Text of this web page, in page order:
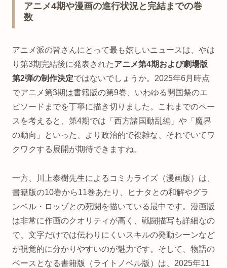
アニメ4期や漫画の進行状況と完結までの巻
数
アニメ派の皆さんにとって最も嬉しいニュースは、やは
り第3期完結後に発表されたアニメ第4期および劇場版
第2弾の制作決定ではないでしょうか。2025年6月時点
でアニメ第3期は書籍版の第9巻、いわゆる開国祭のエ
ピソードまでを丁寧に描き切りました。これまでのペー
スを考えると、第4期では「西方諸国動乱編」や「魔界
の動向」といった、より政治的で複雑な、それでいてワ
クワクする展開が期待できますね。
一方、川上泰樹先生によるコミカライズ（漫画版）は、
書籍版の10巻から11巻あたり、ヒナタとの和解やグラ
ンベル・ロッゾとの死闘を描いている最中です。漫画版
は非常に作画のクオリティが高く、戦闘描写も詳細なの
で、文字だけでは伝わりにくいスキルの発動シーンなど
が視覚的に分かりやすいのが魅力です。そして、物語の
ベースとなる書籍版（ライトノベル版）は、2025年11